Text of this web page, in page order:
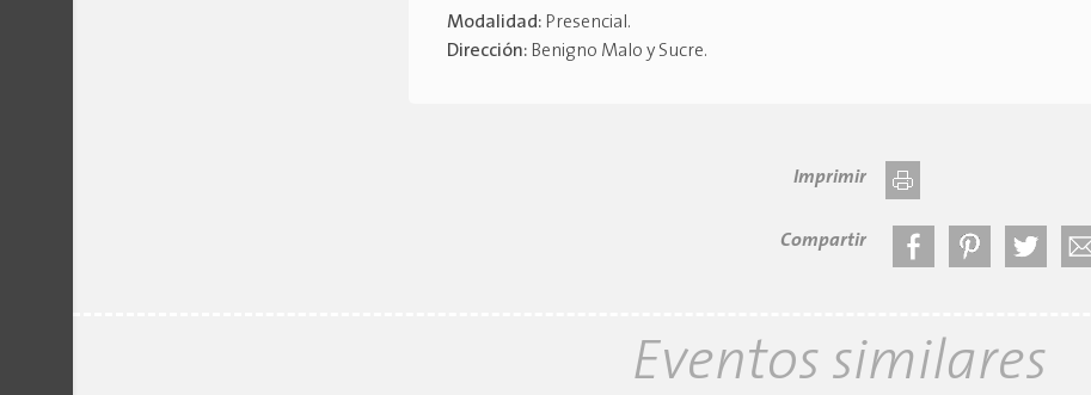
Modalidad: Presencial.
Dirección: Benigno Malo y Sucre.
Imprimir
Compartir
Eventos similares